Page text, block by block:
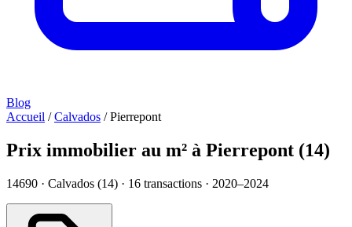
Blog
Accueil / Calvados / Pierrepont
Prix immobilier au m² à Pierrepont (14)
14690 · Calvados (14) · 16 transactions · 2020–2024